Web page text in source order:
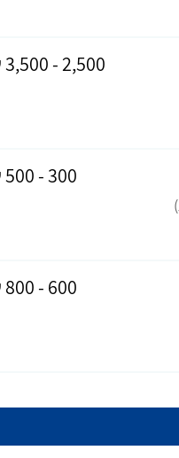
2,500 - 3,500 ש"ח
300 - 500 ש"ח
600 - 800 ש"ח